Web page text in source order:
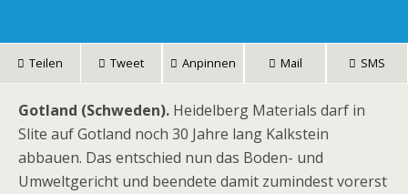
Teilen Tweet Anpinnen Mail SMS
Gotland (Schweden). Heidelberg Materials darf in
Slite auf Gotland noch 30 Jahre lang Kalkstein
abbauen. Das entschied nun das Boden- und
Umweltgericht und beendete damit zumindest vorerst